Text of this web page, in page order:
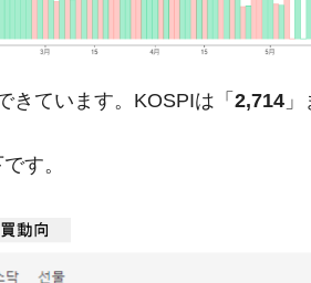
金公団』株価暴落で200兆蒸発。
手『POSCO』ズブズブ沈む。営業利益
国の公務員個人をターゲットにぶん殴
きています。KOSPIは「 2,714
す。